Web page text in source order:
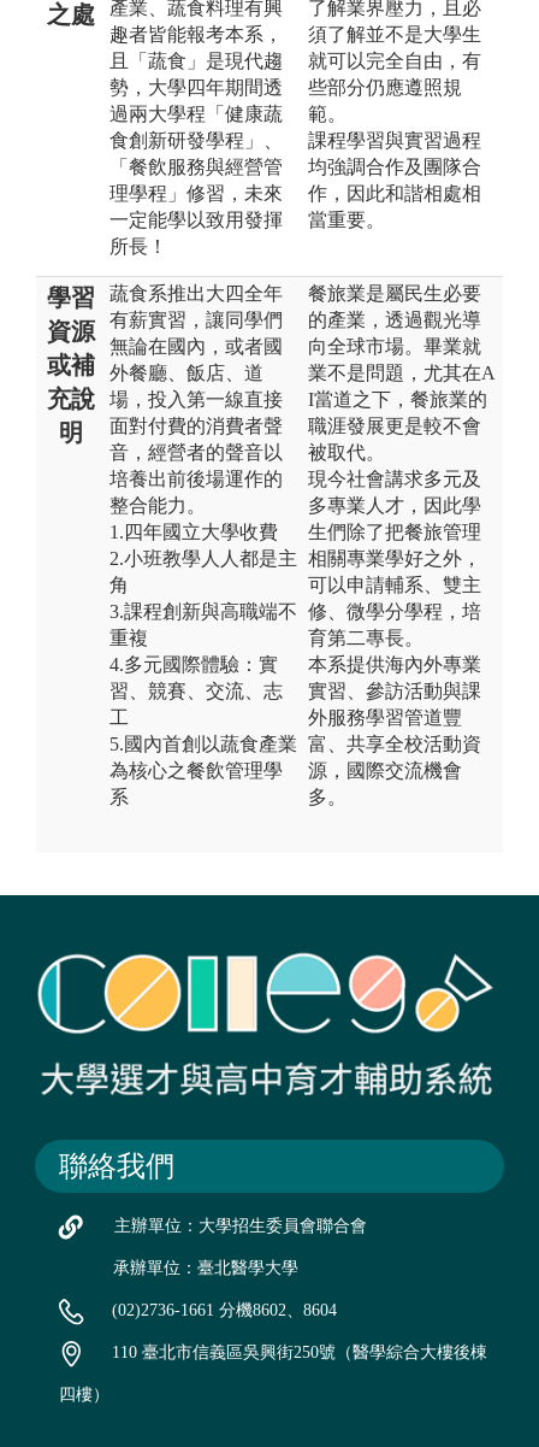
之處
產業、蔬食料理有興
趣者皆能報考本系，
且「蔬食」是現代趨
勢，大學四年期間透
過兩大學程「健康蔬
食創新研發學程」、
「餐飲服務與經營管
理學程」修習，未來
一定能學以致用發揮
所長！
了解業界壓力，且必
須了解並不是大學生
就可以完全自由，有
些部分仍應遵照規
範。
課程學習與實習過程
均強調合作及團隊合
作，因此和諧相處相
當重要。
學習
資源
或補
充說
明
蔬食系推出大四全年
有薪實習，讓同學們
無論在國內，或者國
外餐廳、飯店、道
場，投入第一線直接
面對付費的消費者聲
音，經營者的聲音以
培養出前後場運作的
整合能力。
1.四年國立大學收費
2.小班教學人人都是主
角
3.課程創新與高職端不
重複
4.多元國際體驗：實
習、競賽、交流、志
工
5.國內首創以蔬食產業
為核心之餐飲管理學
系
餐旅業是屬民生必要
的產業，透過觀光導
向全球市場。畢業就
業不是問題，尤其在A
I當道之下，餐旅業的
職涯發展更是較不會
被取代。
現今社會講求多元及
多專業人才，因此學
生們除了把餐旅管理
相關專業學好之外，
可以申請輔系、雙主
修、微學分學程，培
育第二專長。
本系提供海內外專業
實習、參訪活動與課
外服務學習管道豐
富、共享全校活動資
源，國際交流機會
多。
聯絡我們
主辦單位：大學招生委員會聯合會
承辦單位：臺北醫學大學
(02)2736-1661 分機8602、8604
110 臺北市信義區吳興街250號（醫學綜合大樓後棟
四樓）